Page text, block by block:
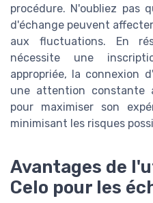
procédure. N'oubliez pas
d'échange peuvent
aux fluctuations. En
nécessite une
appropriée, la connexion
une attention constante
pour maximiser son
minimisant les risques
Avantages de
Celo pour les